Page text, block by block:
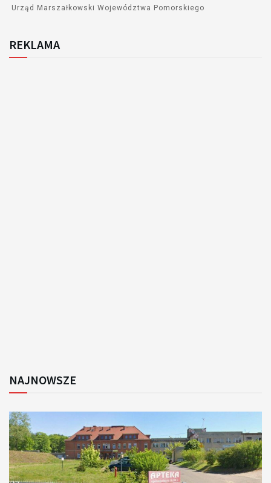
Urząd Marszałkowski Województwa Pomorskiego
REKLAMA
NAJNOWSZE